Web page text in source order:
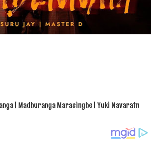
| Madhuranga Marasinghe | Yuki Navaratn